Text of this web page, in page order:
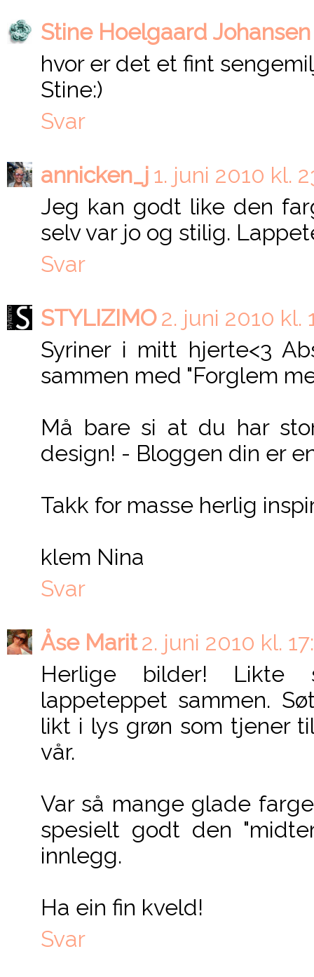
Stine Hoelgaard Johansen
hvor er det et fint
Stine:)
Svar
annicken_j 1. juni 2010 kl.
Jeg kan godt like den
selv var jo og stilig.
Svar
STYLIZIMO2. juni 2010 kl.
Syriner i mitt hjerte<3
sammen med "Forglem
Må bare si at du har
design! - Bloggen din er
Takk for masse herlig
klem Nina
Svar
Åse Marit2. juni 2010 kl.
Herlige bilder!
lappeteppet sammen.
likt i lys grøn som tjener
vår.
Var så mange glade
spesielt godt den
innlegg.
Ha ein fin kveld!
Svar